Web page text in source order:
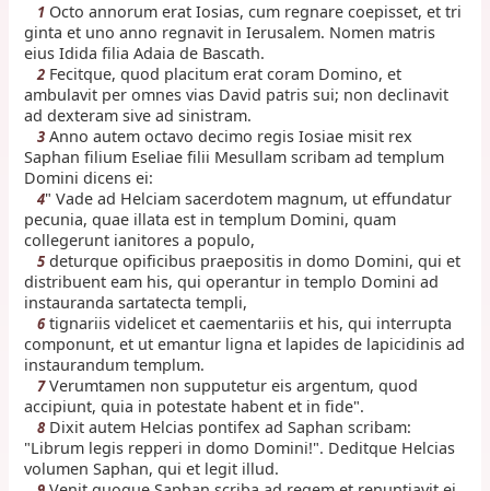
1 Octo annorum erat Iosias, cum regnare coepisset, et tri
ginta et uno anno regnavit in Ierusalem. Nomen matris
eius Idida filia Adaia de Bascath.
2 Fecitque, quod placitum erat coram Domino, et
ambulavit per omnes vias David patris sui; non declinavit
ad dexteram sive ad sinistram.
3 Anno autem octavo decimo regis Iosiae misit rex
Saphan filium Eseliae filii Mesullam scribam ad templum
Domini dicens ei:
4" Vade ad Helciam sacerdotem magnum, ut effundatur
pecunia, quae illata est in templum Domini, quam
collegerunt ianitores a populo,
5 deturque opificibus praepositis in domo Domini, qui et
distribuent eam his, qui operantur in templo Domini ad
instauranda sartatecta templi,
6tignariis videlicet et caementariis et his, qui interrupta
componunt, et ut emantur ligna et lapides de lapicidinis ad
instaurandum templum.
7Verumtamen non supputetur eis argentum, quod
accipiunt, quia in potestate habent et in fide".
8 Dixit autem Helcias pontifex ad Saphan scribam:
"Librum legis repperi in domo Domini!". Deditque Helcias
volumen Saphan, qui et legit illud.